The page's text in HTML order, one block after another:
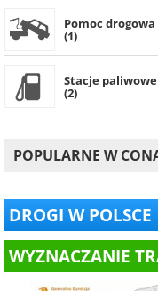
Pomoc
(1)
Stacje
(2)
POPULARNE W
DROGI W POLSCE
WYZNACZANIE